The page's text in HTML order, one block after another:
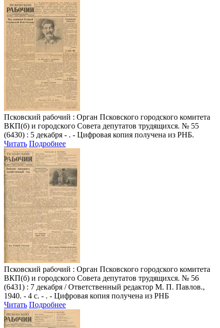
Псковский рабочий : Орган Псковского городского комитета
ВКП(б) и городского Совета депутатов трудящихся. № 55
(6430) : 5 декабря - . - Цифровая копия получена из РНБ.
Читать Подробнее
Псковский рабочий : Орган Псковского городского комитета
ВКП(б) и городского Совета депутатов трудящихся. № 56
(6431) : 7 декабря / Ответственный редактор М. П. Павлов.,
1940. - 4 с. - . - Цифровая копия получена из РНБ
Читать Подробнее